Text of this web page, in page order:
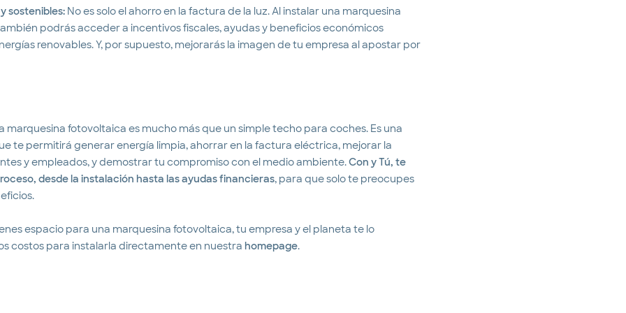
sostenibles: No es solo el ahorro en la factura de la luz. Al instalar una marquesina
podrás acceder a incentivos fiscales, ayudas y beneficios económicos
renovables. Y, por supuesto, mejorarás la imagen de tu empresa al apostar por
marquesina fotovoltaica es mucho más que un simple techo para coches. Es una
te permitirá generar energía limpia, ahorrar en la factura eléctrica, mejorar la
y empleados, y demostrar tu compromiso con el medio ambiente.Con y Tú, te
desde la instalación hasta las ayudas financieras, para que solo te preocupes
espacio para una marquesina fotovoltaica, tu empresa y el planeta te lo
costos para instalarla directamente en nuestra homepage.